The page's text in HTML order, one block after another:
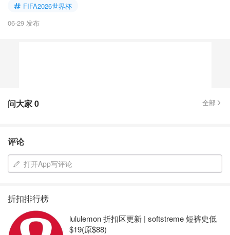
FIFA2026世界杯
06-29 发布
问大家0 全部
评论
打开App写评论
折扣排行榜
lululemon 折扣区更新 | softstreme 短裤史低
$19(原$88)